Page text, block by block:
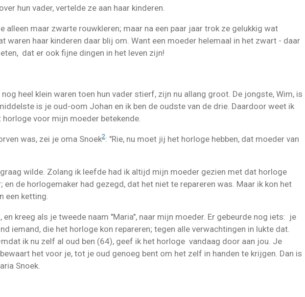
hun vader, vertelde ze aan haar kinderen.
alleen maar zwarte rouwkleren; maar na een paar jaar trok ze gelukkig wat
waren haar kinderen daar blij om. Want een moeder helemaal in het zwart - daar
dat er ook fijne dingen in het leven zijn!
heel klein waren toen hun vader stierf, zijn nu allang groot. De jongste, Wim, is
is je oud-oom Johan en ik ben de oudste van de drie. Daardoor weet ik
horloge voor mijn moeder betekende.
was, zei je oma Snoek2: "Rie, nu moet jij het horloge hebben, dat moeder van
wilde. Zolang ik leefde had ik altijd mijn moeder gezien met dat horloge
en de horlogemaker had gezegd, dat het niet te repareren was. Maar ik kon het
een ketting.
en kreeg als je tweede naam "Maria", naar mijn moeder. Er gebeurde nog iets: je
iemand, die het horloge kon repareren; tegen alle verwachtingen in lukte dat.
ik nu zelf al oud ben (64), geef ik het horloge vandaag door aan jou. Je
bewaart het voor je, tot je oud genoeg bent om het zelf in handen te krijgen. Dan is
Snoek.